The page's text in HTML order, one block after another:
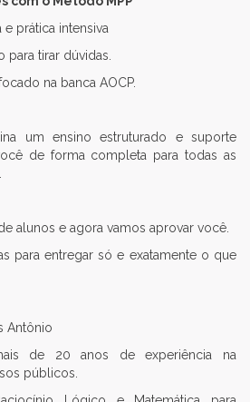
e prática intensiva
para tirar dúvidas.
na banca AOCP.
um ensino estruturado e suporte
de forma completa para todas as
alunos e agora vamos aprovar você.
para entregar só e exatamente o que
Antônio
de 20 anos de experiência na
públicos.